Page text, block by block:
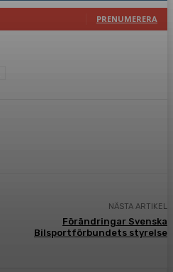
PRENUMERERA
NÄSTA ARTIKEL
Förändringar Svenska
Bilsportförbundets styrelse